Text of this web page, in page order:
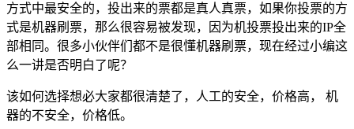
方式中最安全的，投出来的票都是真人真票，如果你投票的方
式是机器刷票，那么很容易被发现，因为机投票投出来的IP全
部相同。很多小伙伴们都不是很懂机器刷票，现在经过小编这
么一讲是否明白了呢？
该如何选择想必大家都很清楚了，人工的安全，价格高， 机
器的不安全，价格低。